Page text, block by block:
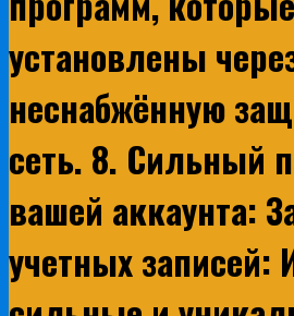
установлены
неснабжённую
сеть. 8. Сильный
вашей аккаунта:
учетных записей: